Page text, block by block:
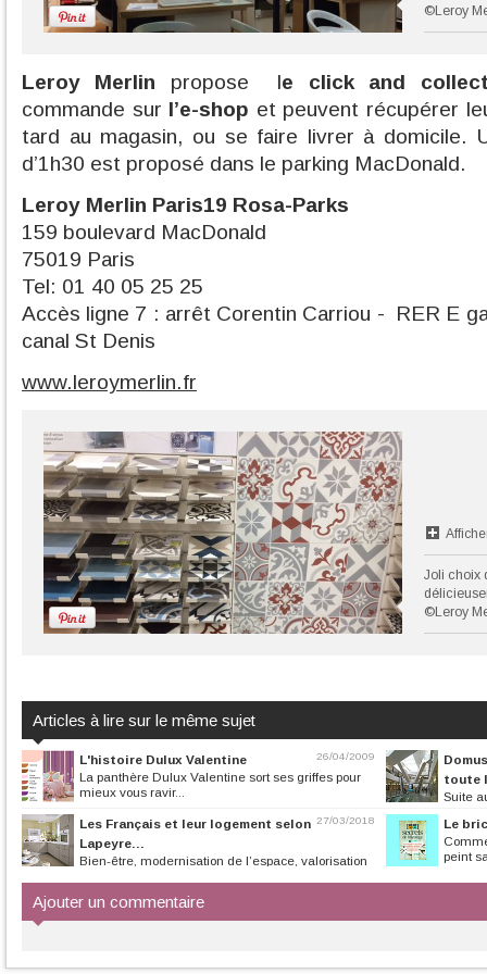
©Leroy
Leroy Merlin propose le click and
commande sur l’e-shop et peuvent récupérer
tard au magasin, ou se faire livrer à domicile.
d’1h30 est proposé dans le parking MacDonald.
Leroy Merlin Paris19 Rosa-Parks
159 boulevard MacDonald
75019 Paris
Tel: 01 40 05 25 25
Accès ligne 7 : arrêt Corentin Carriou - RER E
canal St Denis
www.leroymerlin.fr
Joli choix
©Leroy
Articles à lire sur le même sujet
26/04/2009
L'histoire Dulux Valentine
La panthère Dulux Valentine sort ses griffes pour
mieux vous ravir...
toute
Suite
la maison a su
27/03/2018
Les Français et leur logement selon
Lapeyre…
Bien-être, modernisation de l’espace, valorisation
Le
peint
Ajouter un commentaire